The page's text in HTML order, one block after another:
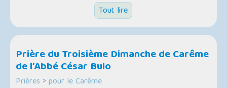
Tout lire
Prière du Troisième Dimanche de Carême
de l’Abbé César Bulo
Prières >pour le Carême